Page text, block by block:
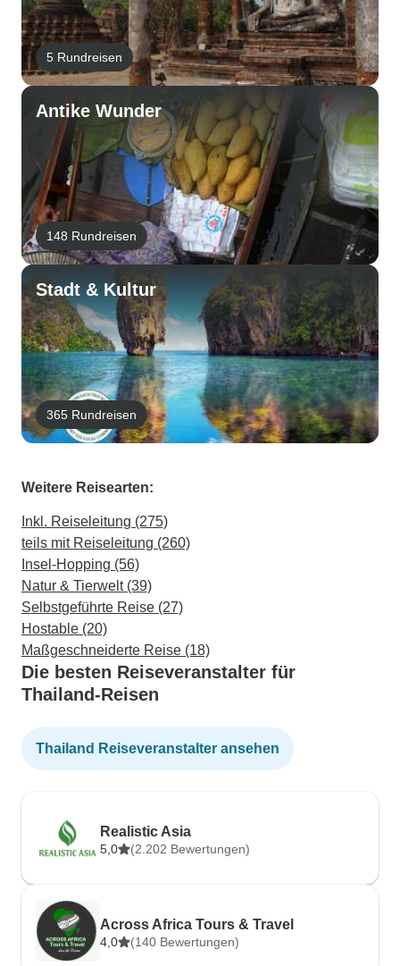
5 Rundreisen
Antike Wunder
148 Rundreisen
Stadt & Kultur
365 Rundreisen
Weitere Reisearten:
Inkl. Reiseleitung (275)
teils mit Reiseleitung (260)
Insel-Hopping (56)
Natur & Tierwelt (39)
Selbstgeführte Reise (27)
Hostable (20)
Maßgeschneiderte Reise (18)
Die besten Reiseveranstalter für
Thailand-Reisen
Thailand Reiseveranstalter ansehen
Realistic Asia
5,0 (2.202 Bewertungen)
Across Africa Tours & Travel
4,0 (140 Bewertungen)